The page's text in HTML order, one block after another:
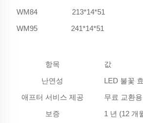
WM84
213*14*51
WM95
241*14*51
항목
값
난연성
LED 불꽃
애프터 서비스 제공
무료 교환
보증
1 년 (12 개